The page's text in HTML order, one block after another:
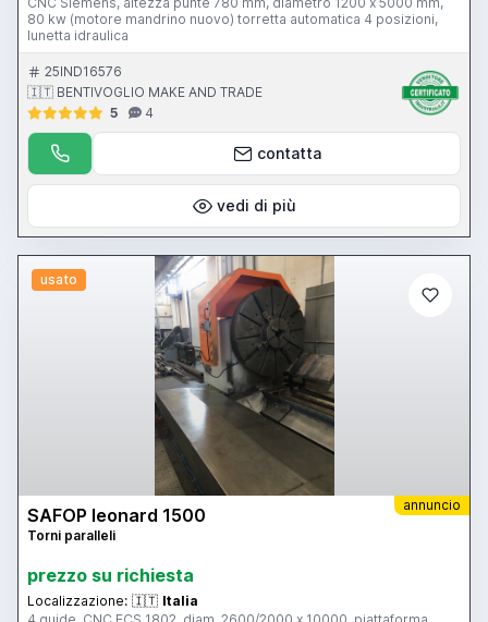
80 kw (motore mandrino nuovo) torretta automatica 4 posizioni,
lunetta idraulica
25IND16576
🇮🇹 BENTIVOGLIO MAKE AND TRADE
5
4
contatta
vedi di più
usato
annuncio
SAFOP leonard 1500
Torni paralleli
prezzo su richiesta
Localizzazione: 🇮🇹 Italia